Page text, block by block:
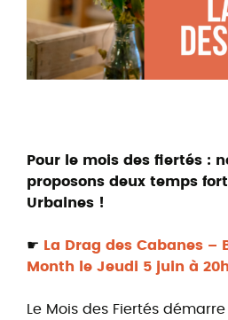
Pour le mois des fiertés :
proposons deux temps
Urbaines !
☛
La Drag des Cabanes –
Month le Jeudi 5 juin à 20h
Le Mois des Fiertés